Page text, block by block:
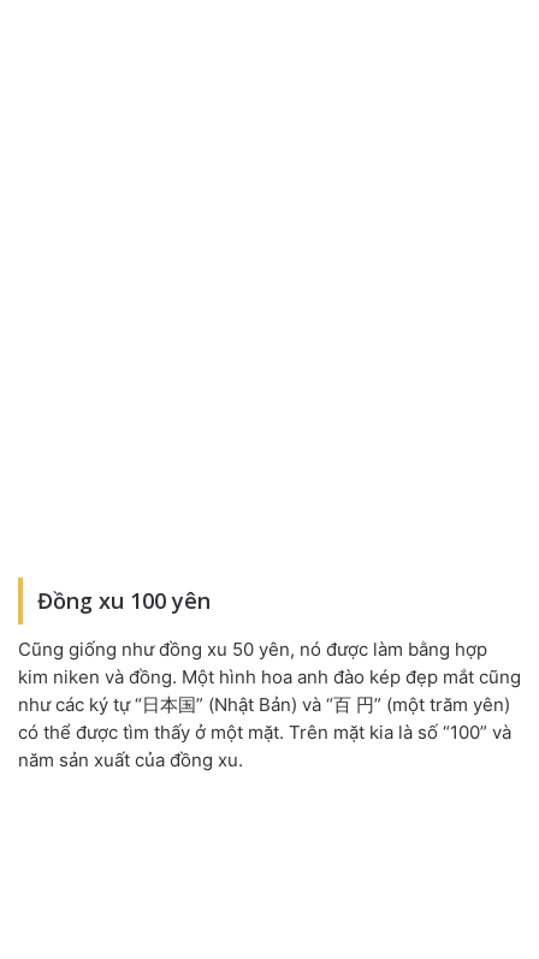
Đồng xu 100 yên
Cũng giống như đồng xu 50 yên, nó được làm bằng hợp
kim niken và đồng. Một hình hoa anh đào kép đẹp mắt cũng
như các ký tự “日本国” (Nhật Bản) và “百 円” (một trăm yên)
có thể được tìm thấy ở một mặt. Trên mặt kia là số “100” và
năm sản xuất của đồng xu.